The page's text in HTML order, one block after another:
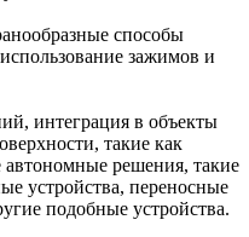
способы
зажимов и
интеграция в объекты
такие как
автономные решения, такие
устройства, переносные
подобные устройства.